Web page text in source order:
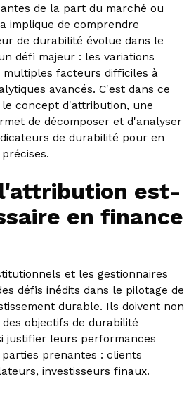
de la part du marché ou
implique de comprendre
de durabilité évolue dans le
défi majeur : les variations
multiples facteurs difficiles à
avancés. C'est dans ce
concept d'attribution, une
de décomposer et d'analyser
de durabilité pour en
est-
en finance
et les gestionnaires
défis inédits dans le pilotage de
durable. Ils doivent non
objectifs de durabilité
justifier leurs performances
prenantes : clients
investisseurs finaux.